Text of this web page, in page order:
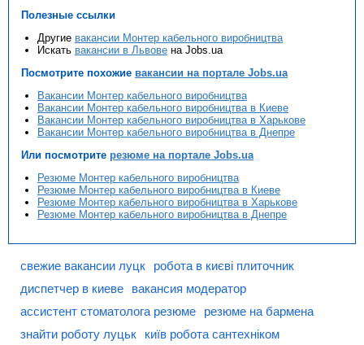
Полезные ссылки
Другие вакансии Монтер кабельного виробництва
Искать вакансии в Львове на Jobs.ua
Посмотрите похожие вакансии на портале Jobs.ua
Вакансии Монтер кабельного виробництва
Вакансии Монтер кабельного виробництва в Киеве
Вакансии Монтер кабельного виробництва в Харькове
Вакансии Монтер кабельного виробництва в Днепре
Или посмотрите резюме на портале Jobs.ua
Резюме Монтер кабельного виробництва
Резюме Монтер кабельного виробництва в Киеве
Резюме Монтер кабельного виробництва в Харькове
Резюме Монтер кабельного виробництва в Днепре
свежие вакансии луцк
робота в києві плиточник
диспетчер в киеве
вакансия модератор
ассистент стоматолога резюме
резюме на бармена
знайти роботу луцьк
київ робота сантехніком